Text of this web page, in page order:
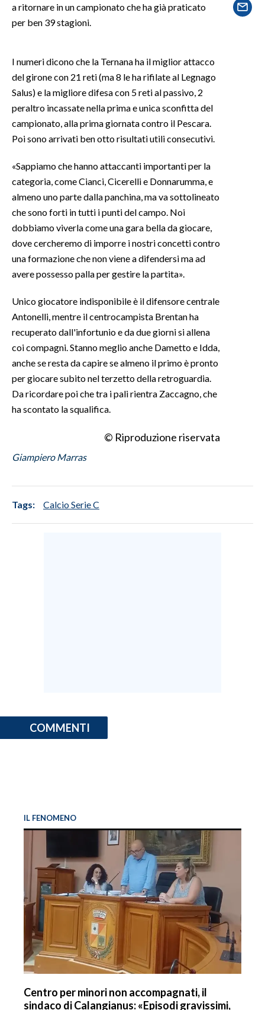
SALUTE
SARDEGNA TURISMO
NOTIZIE
EVENTI
3 MINUTI CON
INSULARITÀ
ABBONATI
ANNUNCI
STORE
a ritornare in un campionato che ha già praticato
per ben 39 stagioni.
I numeri dicono che la Ternana ha il miglior attacco
del girone con 21 reti (ma 8 le ha rifilate al Legnago
Salus) e la migliore difesa con 5 reti al passivo, 2
peraltro incassate nella prima e unica sconfitta del
campionato, alla prima giornata contro il Pescara.
Poi sono arrivati ben otto risultati utili consecutivi.
«Sappiamo che hanno attaccanti importanti per la
categoria, come Cianci, Cicerelli e Donnarumma, e
almeno uno parte dalla panchina, ma va sottolineato
che sono forti in tutti i punti del campo. Noi
dobbiamo viverla come una gara bella da giocare,
dove cercheremo di imporre i nostri concetti contro
una formazione che non viene a difendersi ma ad
avere possesso palla per gestire la partita».
Unico giocatore indisponibile è il difensore centrale
Antonelli, mentre il centrocampista Brentan ha
recuperato dall'infortunio e da due giorni si allena
coi compagni. Stanno meglio anche Dametto e Idda,
anche se resta da capire se almeno il primo è pronto
per giocare subito nel terzetto della retroguardia.
Da ricordare poi che tra i pali rientra Zaccagno, che
ha scontato la squalifica.
© Riproduzione riservata
Giampiero Marras
Tags: Calcio Serie C
COMMENTI
IL FENOMENO
Centro per minori non accompagnati, il
sindaco di Calangianus: «Episodi gravissimi,